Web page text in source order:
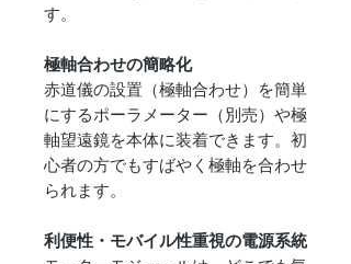
す。
極軸合わせの簡略化
赤道儀の設置（極軸合わせ）を簡単
にするポーラメーター（別売）や極
軸望遠鏡を本体に装着できます。初
心者の方でもすばやく極軸を合わせ
られます。
利便性・モバイル性重視の電源系統